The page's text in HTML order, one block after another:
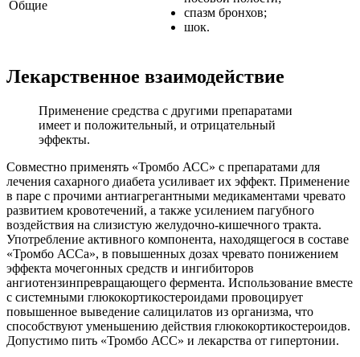
Общие
спазм бронхов;
шок.
Лекарственное взаимодействие
Применение средства с другими препаратами
имеет и положительный, и отрицательный
эффекты.
Совместно применять «Тромбо АСС» с препаратами для
лечения сахарного диабета усиливает их эффект. Применение
в паре с прочими антиагрегантными медикаментами чревато
развитием кровотечений, а также усилением пагубного
воздействия на слизистую желудочно-кишечного тракта.
Употребление активного компонента, находящегося в составе
«Тромбо АССа», в повышенных дозах чревато понижением
эффекта мочегонных средств и ингибиторов
ангиотензинпревращающего фермента. Использование вместе
с системными глюкокортикостероидами провоцирует
повышенное выведение салицилатов из организма, что
способствуют уменьшению действия глюкокортикостероидов.
Допустимо пить «Тромбо АСС» и лекарства от гипертонии.